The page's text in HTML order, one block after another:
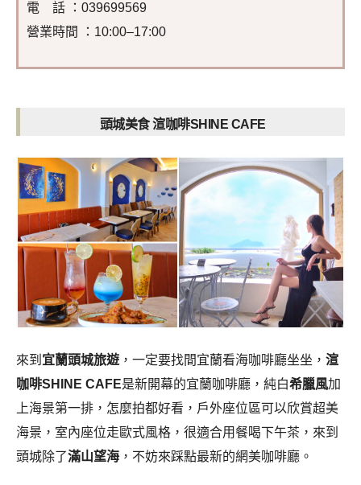
電 話 ：039699569
營業時間 ：10:00–17:00
頭城美食 渲咖啡SHINE CAFE
來到 宜蘭頭城旅遊 ，一定要找間宜蘭看海咖啡廳坐坐， 渲
咖啡SHINE CAFE是新開幕的宜蘭咖啡廳，純白希臘風加
上海景第一排，怎麼拍都好看，戶外座位區可以欣賞超美
海景，室內座位走歐式風格，很適合用餐喝下午茶，來到
頭城除了滿山望海 ，不妨來踩點最新的網美咖啡廳。